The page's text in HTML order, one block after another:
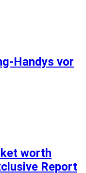
Handys vor
worth
Report